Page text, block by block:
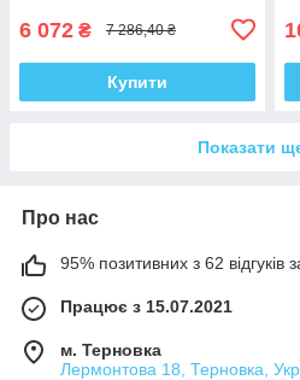
6 072 ₴ 7 286,40 ₴
Купити
Показати
Про нас
95% позитивних з 62 відгуків
Працює з 15.07.2021
м. Терновка
Лермонтова 18, Терновка,